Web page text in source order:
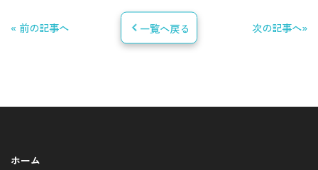
« 前の記事へ 一覧へ戻る 次の記事へ»
ホーム